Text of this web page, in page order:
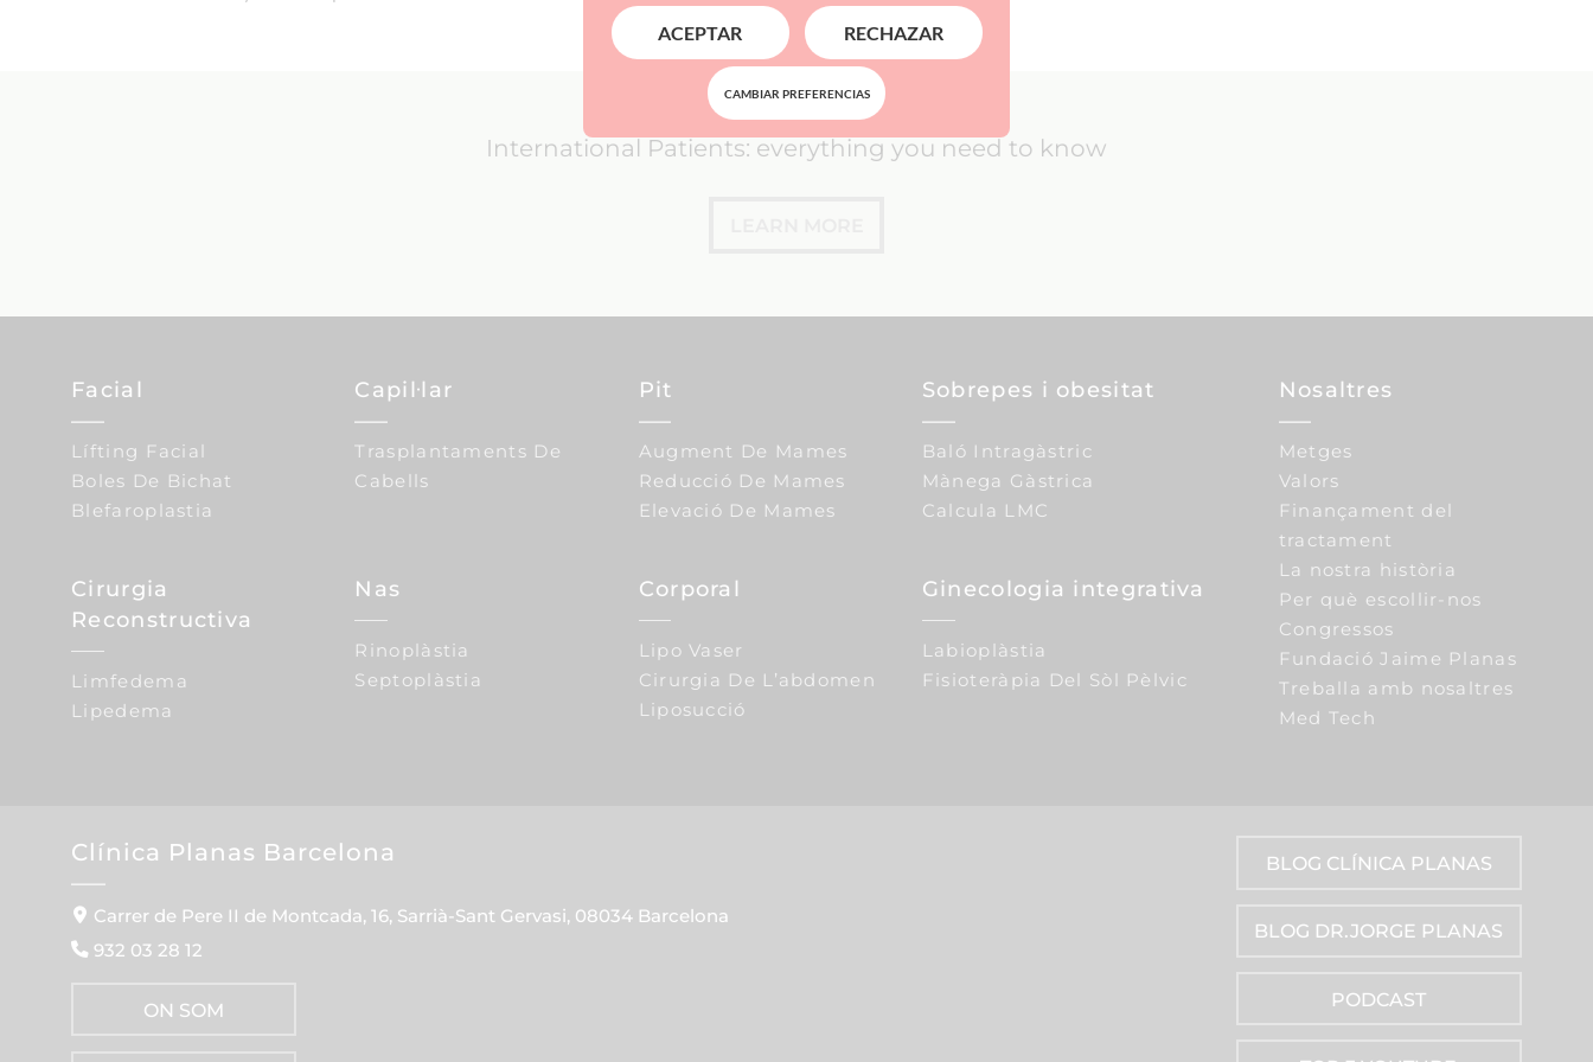
International Patients: everything you need to know
Facial
Lífting Facial
Boles De Bichat
Blefaroplastia
Cirurgia
Reconstructiva
Limfedema
Lipedema
Capil·lar
Trasplantaments De
Cabells
Nas
Rinoplàstia
Septoplàstia
Pit
Augment De Mames
Reducció De Mames
Elevació De Mames
Corporal
Lipo Vaser
Cirurgia De L’abdomen
Liposucció
Sobrepes i obesitat
Baló Intragàstric
Mànega Gàstrica
Calcula LMC
Ginecologia integrativa
Labioplàstia
Fisioteràpia Del Sòl Pèlvic
Nosaltres
Metges
Valors
Finançament del
tractament
La nostra història
Per què escollir-nos
Congressos
Fundació Jaime Planas
Treballa amb nosaltres
Med Tech
Clínica Planas Barcelona
Carrer de Pere II de Montcada, 16, Sarrià-Sant Gervasi, 08034 Barcelona
932 03 28 12
ON SOM
BLOG CLÍNICA PLANAS
BLOG DR.JORGE PLANAS
PODCAST
ACEPTAR RECHAZAR
CAMBIAR PREFERENCIAS